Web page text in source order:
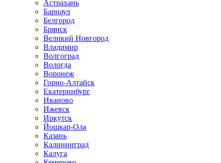
Астрахань
Барнаул
Белгород
Брянск
Великий Новгород
Владимир
Волгоград
Вологда
Воронеж
Горно-Алтайск
Екатеринбург
Иваново
Ижевск
Иркутск
Йошкар-Ола
Казань
Калининград
Калуга